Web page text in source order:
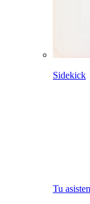
Sidekick
Tu